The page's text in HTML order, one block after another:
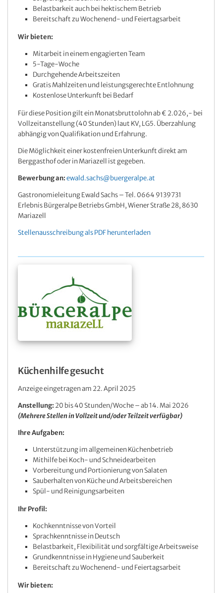
Belastbarkeit auch bei hektischem Betrieb
Bereitschaft zu Wochenend- und Feiertagsarbeit
Wir bieten:
Mitarbeit in einem engagierten Team
5-Tage-Woche
Durchgehende Arbeitszeiten
Gratis Mahlzeiten und leistungsgerechte Entlohnung
Kostenlose Unterkunft bei Bedarf
Für diese Position gilt ein Monatsbruttolohn ab € 2.026,- bei
Vollzeitanstellung (40 Stunden) laut KV, LG5. Überzahlung
abhängig von Qualifikation und Erfahrung.
Die Möglichkeit einer kostenfreien Unterkunft direkt am
Berggasthof oder in Mariazell ist gegeben.
Bewerbung an:ewald.sachs@buergeralpe.at
Gastronomieleitung Ewald Sachs – Tel. 0664 9139731
Erlebnis Bürgeralpe Betriebs GmbH, Wiener Straße 28, 8630
Mariazell
Stellenausschreibung als PDF herunterladen
Küchenhilfe gesucht
Anzeige eingetragen am 22. April 2025
Anstellung: 20 bis 40 Stunden/Woche – ab 14. Mai 2026
(Mehrere Stellen in Vollzeit und/oder Teilzeit verfügbar)
Ihre Aufgaben:
Unterstützung im allgemeinen Küchenbetrieb
Mithilfe bei Koch- und Schneidearbeiten
Vorbereitung und Portionierung von Salaten
Sauberhalten von Küche und Arbeitsbereichen
Spül- und Reinigungsarbeiten
Ihr Profil:
Kochkenntnisse von Vorteil
Sprachkenntnisse in Deutsch
Belastbarkeit, Flexibilität und sorgfältige Arbeitsweise
Grundkenntnisse in Hygiene und Sauberkeit
Bereitschaft zu Wochenend- und Feiertagsarbeit
Wir bieten: